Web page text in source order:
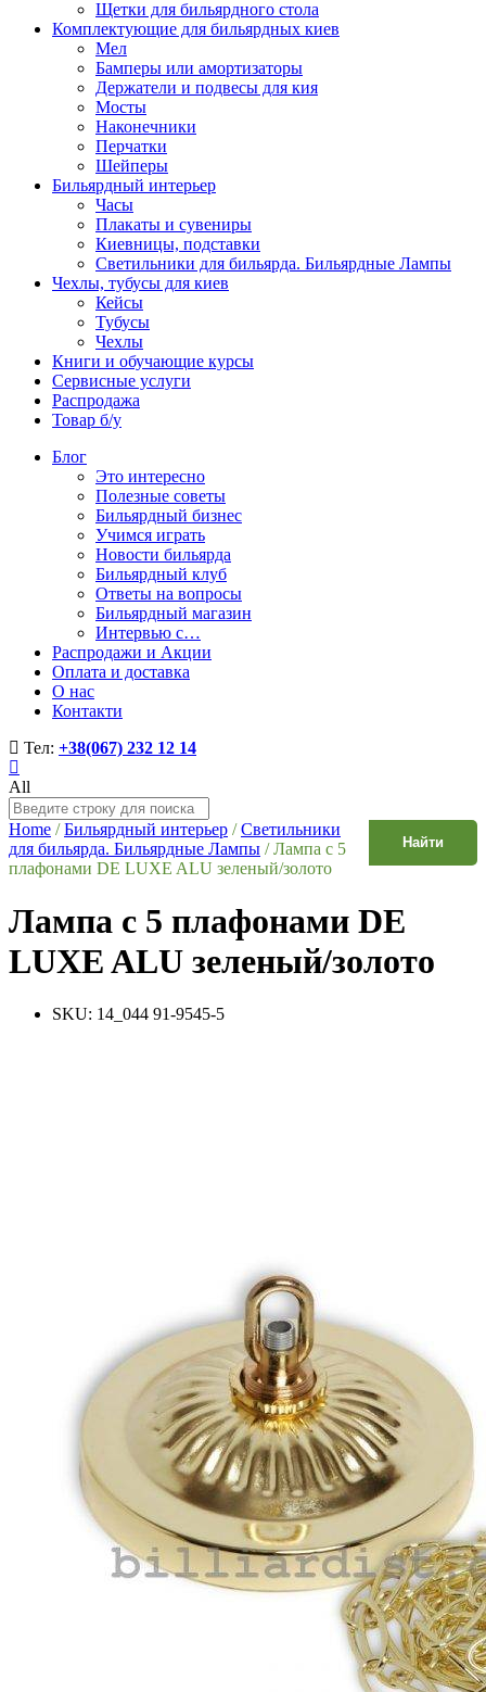
Щетки для бильярдного стола
Комплектующие для бильярдных киев
Мел
Бамперы или амортизаторы
Держатели и подвесы для кия
Мосты
Наконечники
Перчатки
Шейперы
Бильярдный интерьер
Часы
Плакаты и сувениры
Киевницы, подставки
Светильники для бильярда. Бильярдные Лампы
Чехлы, тубусы для киев
Кейсы
Тубусы
Чехлы
Книги и обучающие курсы
Сервисные услуги
Распродажа
Товар б/у
Блог
Это интересно
Полезные советы
Бильярдный бизнес
Учимся играть
Новости бильярда
Бильярдный клуб
Ответы на вопросы
Бильярдный магазин
Интервью с…
Распродажи и Акции
Оплата и доставка
О нас
Контакти
Тел: +38(067) 232 12 14
All
Найти
Home / Бильярдный интерьер / Светильники
для бильярда. Бильярдные Лампы / Лампа с 5
плафонами DE LUXE ALU зеленый/золото
Лампа с 5 плафонами DE
LUXE ALU зеленый/золото
SKU: 14_044 91-9545-5